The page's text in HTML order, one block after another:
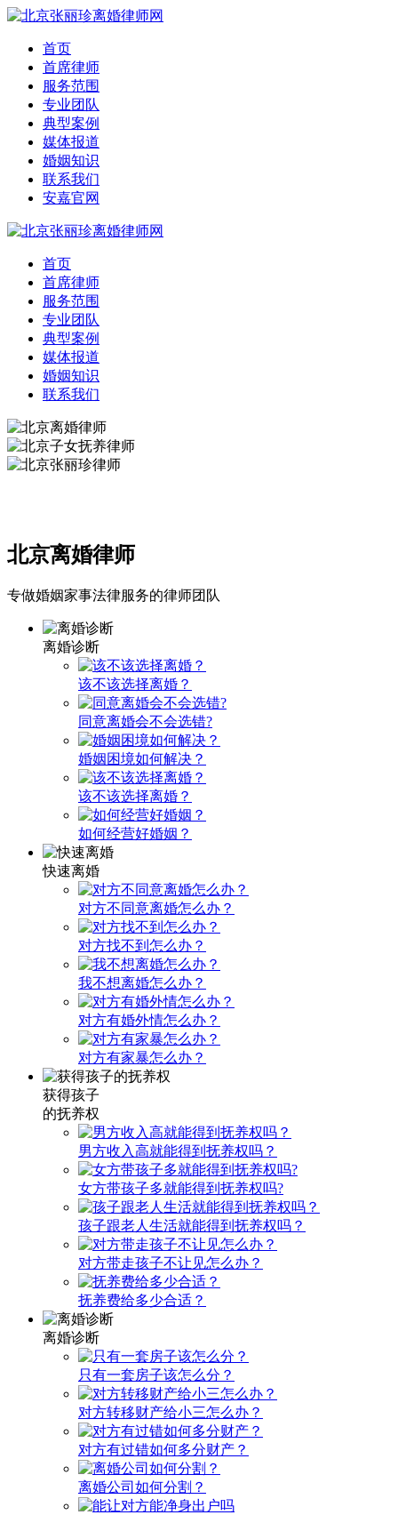
首页
首席律师
服务范围
专业团队
典型案例
媒体报道
婚姻知识
联系我们
安嘉官网
首页
首席律师
服务范围
专业团队
典型案例
媒体报道
婚姻知识
联系我们
北京离婚律师
专做婚姻家事法律服务的律师团队
离婚诊断
该不该选择离婚？
同意离婚会不会选错?
婚姻困境如何解决？
该不该选择离婚？
如何经营好婚姻？
快速离婚
对方不同意离婚怎么办？
对方找不到怎么办？
我不想离婚怎么办？
对方有婚外情怎么办？
对方有家暴怎么办？
获得孩子
的抚养权
男方收入高就能得到抚养权吗？
女方带孩子多就能得到抚养权吗?
孩子跟老人生活就能得到抚养权吗？
对方带走孩子不让见怎么办？
抚养费给多少合适？
离婚诊断
只有一套房子该怎么分？
对方转移财产给小三怎么办？
对方有过错如何多分财产？
离婚公司如何分割？